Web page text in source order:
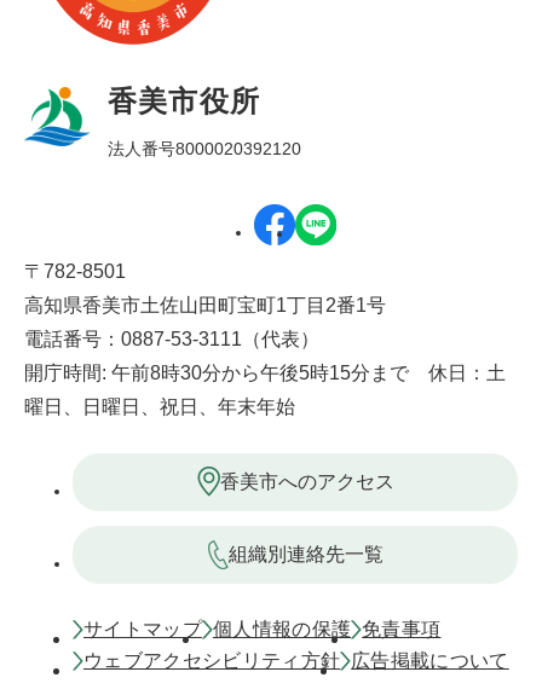
香美市役所
法人番号8000020392120
〒782-8501
高知県香美市土佐山田町宝町1丁目2番1号
電話番号：0887-53-3111（代表）
開庁時間: 午前8時30分から午後5時15分まで 休日：土
曜日、日曜日、祝日、年末年始
香美市へのアクセス
組織別連絡先一覧
サイトマップ 個人情報の保護 免責事項
ウェブアクセシビリティ方針
広告掲載について